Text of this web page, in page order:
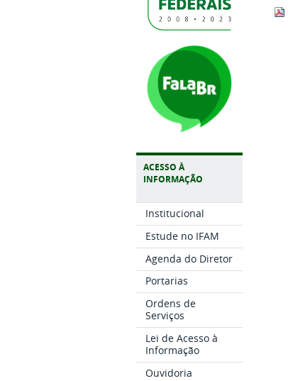
ACESSO À
INFORMAÇÃO
Institucional
Estude no IFAM
Agenda do Diretor
Portarias
Ordens de
Serviços
Lei de Acesso à
Informação
Ouvidoria